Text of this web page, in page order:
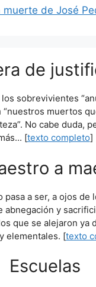
muerte de José
de
sobrevivientes
“nuestros muertos
No cabe duda,
[texto completo]
a
pasa a ser, a ojos de
abnegación y
que se alejaron ya
elementales. [texto
Escuelas